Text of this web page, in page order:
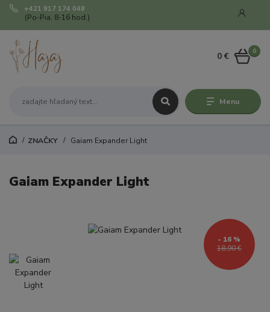
Menu
+421 917 174 048
(Po-Pia, 8-16 hod.)
0
0 €
ZNAČKY Gaiam Expander Light
Gaiam Expander Light
18,90 €
- 16 %